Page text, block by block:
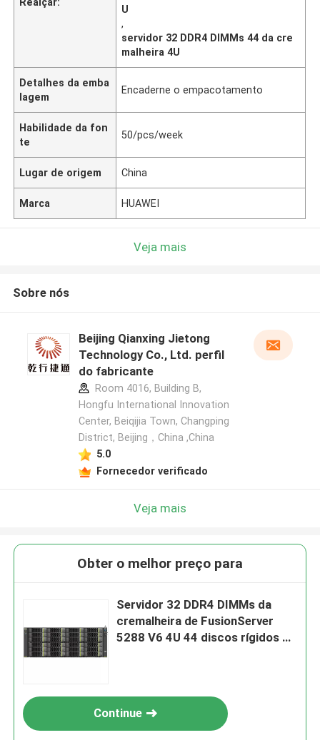
U
,
servidor 32 DDR4 DIMMs 44 da cre
malheira 4U
Detalhes da emba
lagem
Encaderne o empacotamento
Habilidade da fon
te
50/pcs/week
Lugar de origem China
Marca HUAWEI
Veja mais
Sobre nós
Beijing Qianxing Jietong
Technology Co., Ltd. perfil
do fabricante
Room 4016, Building B,
Hongfu International Innovation
Center, Beiqijia Town, Changping
District, Beijing，China ,China
5.0
Fornecedor verificado
Veja mais
Obter o melhor preço para
Servidor 32 DDR4 DIMMs da
cremalheira de FusionServer
5288 V6 4U 44 discos rígidos de
Continue